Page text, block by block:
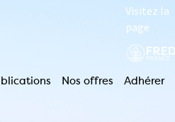
Visitez la
page
Nos offres Adhérer